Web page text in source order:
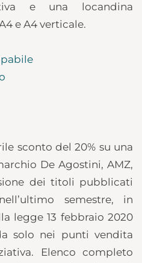
e una locandina
e A4 verticale.
sconto del 20% su una
De Agostini, AMZ,
dei titoli pubblicati
semestre, in
legge 13 febbraio 2020
solo nei punti vendita
Elenco completo